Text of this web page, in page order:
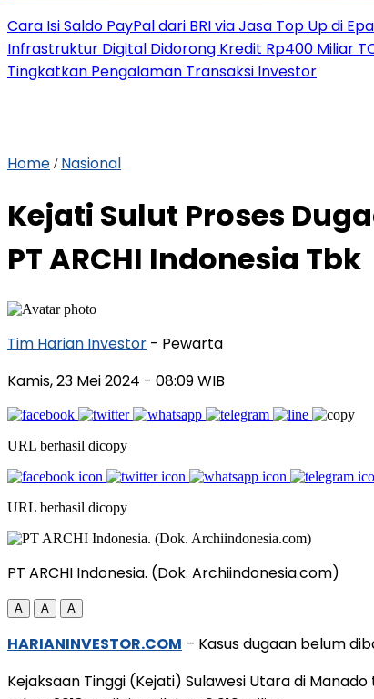
Cara Isi Saldo PayPal dari BRI via Jasa Top Up di
Infrastruktur Digital Didorong Kredit Rp400 Miliar
Tingkatkan Pengalaman Transaksi Investor
Home / Nasional
Kejati Sulut Proses
PT ARCHI Indonesia Tbk
Tim Harian Investor - Pewarta
Kamis, 23 Mei 2024 - 08:09 WIB
URL berhasil dicopy
URL berhasil dicopy
PT ARCHI Indonesia. (Dok. Archiindonesia.com)
A A A
HARIANINVESTOR.COM – Kasus dugaan belum
Kejaksaan Tinggi (Kejati) Sulawesi Utara di